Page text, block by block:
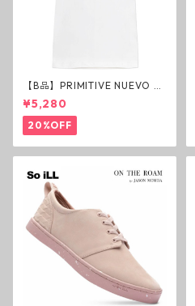
【B品】PRIMITIVE NUEVO SC
RIPT HW TEE WHITE ヘビー
ウェイトTシャツ ホワイト プ
リミティブ
¥5,280
20%OFF